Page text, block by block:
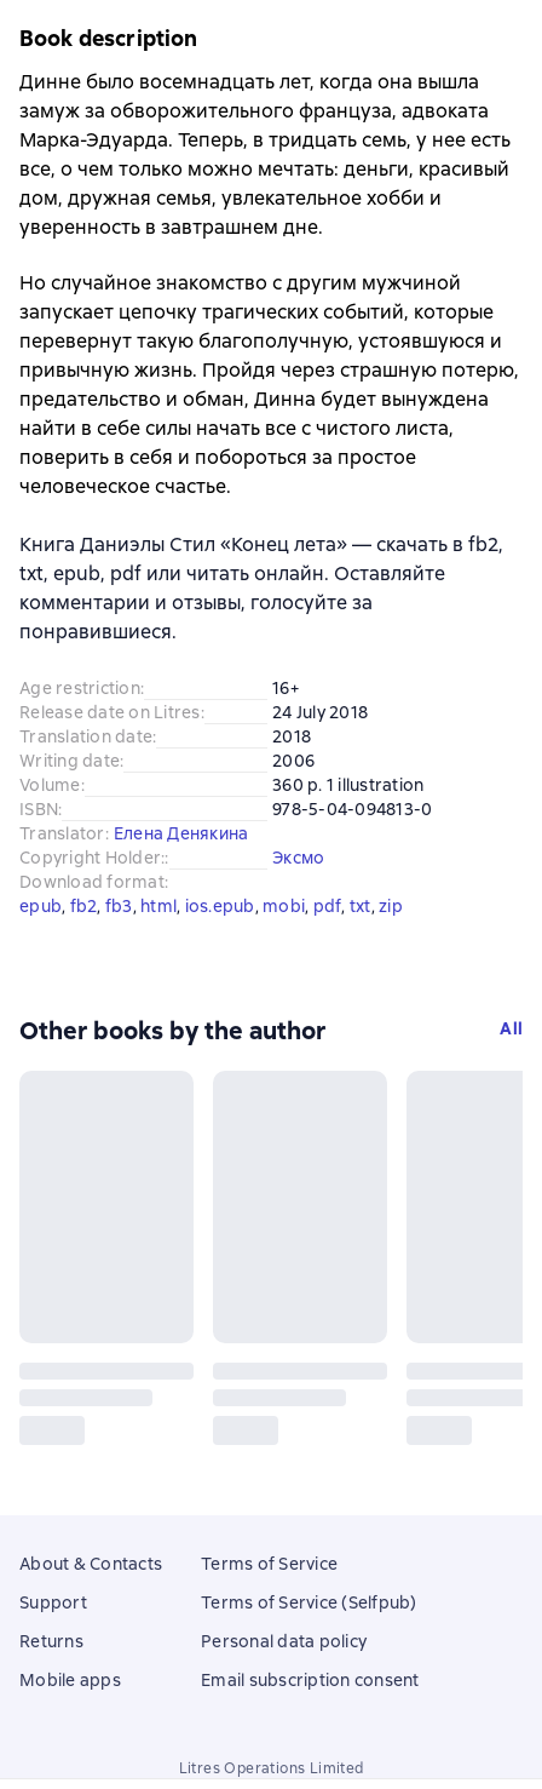
Book description
Динне было восемнадцать лет, когда она вышла
замуж за обворожительного француза, адвоката
Марка-Эдуарда. Теперь, в тридцать семь, у нее есть
все, о чем только можно мечтать: деньги, красивый
дом, дружная семья, увлекательное хобби и
уверенность в завтрашнем дне.
Но случайное знакомство с другим мужчиной
запускает цепочку трагических событий, которые
перевернут такую благополучную, устоявшуюся и
привычную жизнь. Пройдя через страшную потерю,
предательство и обман, Динна будет вынуждена
найти в себе силы начать все с чистого листа,
поверить в себя и побороться за простое
человеческое счастье.
Книга Даниэлы Стил «Конец лета» — скачать в fb2,
txt, epub, pdf или читать онлайн. Оставляйте
комментарии и отзывы, голосуйте за
понравившиеся.
Age restriction:
16+
Release date on Litres:
24 July 2018
Translation date:
2018
Writing date:
2006
Volume:
360 p. 1 illustration
ISBN:
978-5-04-094813-0
Translator: Елена Денякина
Copyright Holder::
Эксмо
Download format:
epub, fb2, fb3, html, ios.epub, mobi, pdf, txt, zip
Other books by the author All
About & Contacts
Support
Returns
Mobile apps
Terms of Service
Terms of Service (Selfpub)
Personal data policy
Email subscription consent
Litres Operations Limited